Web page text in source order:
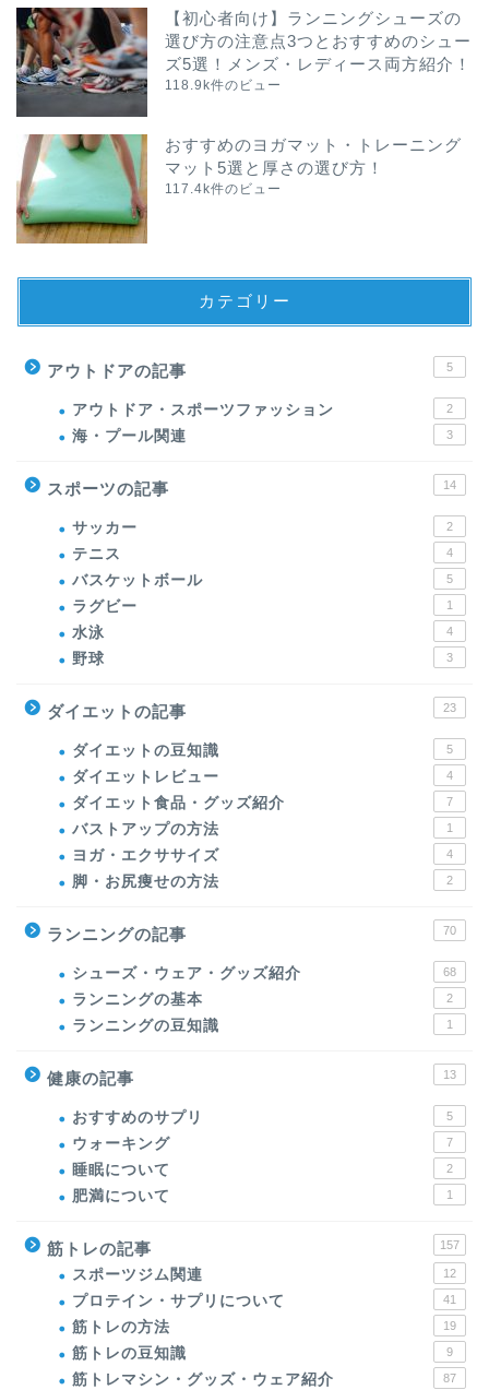
【初心者向け】ランニングシューズの
選び方の注意点3つとおすすめのシュー
ズ5選！メンズ・レディース両方紹介！
118.9k件のビュー
おすすめのヨガマット・トレーニング
マット5選と厚さの選び方！
117.4k件のビュー
カテゴリー
アウトドアの記事 5
アウトドア・スポーツファッション 2
海・プール関連 3
スポーツの記事 14
サッカー 2
テニス 4
バスケットボール 5
ラグビー 1
水泳 4
野球 3
ダイエットの記事 23
ダイエットの豆知識 5
ダイエットレビュー 4
ダイエット食品・グッズ紹介 7
バストアップの方法 1
ヨガ・エクササイズ 4
脚・お尻痩せの方法 2
ランニングの記事 70
シューズ・ウェア・グッズ紹介 68
ランニングの基本 2
ランニングの豆知識 1
健康の記事 13
おすすめのサプリ 5
ウォーキング 7
睡眠について 2
肥満について 1
筋トレの記事 157
スポーツジム関連 12
プロテイン・サプリについて 41
筋トレの方法 19
筋トレの豆知識 9
筋トレマシン・グッズ・ウェア紹介 87